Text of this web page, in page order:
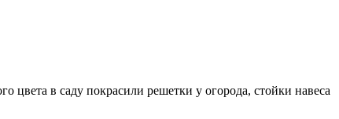
в саду покрасили решетки у огорода, стойки навеса